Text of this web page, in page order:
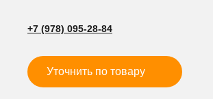
24V
+7 (978) 095-28-84
Уточнить по товару